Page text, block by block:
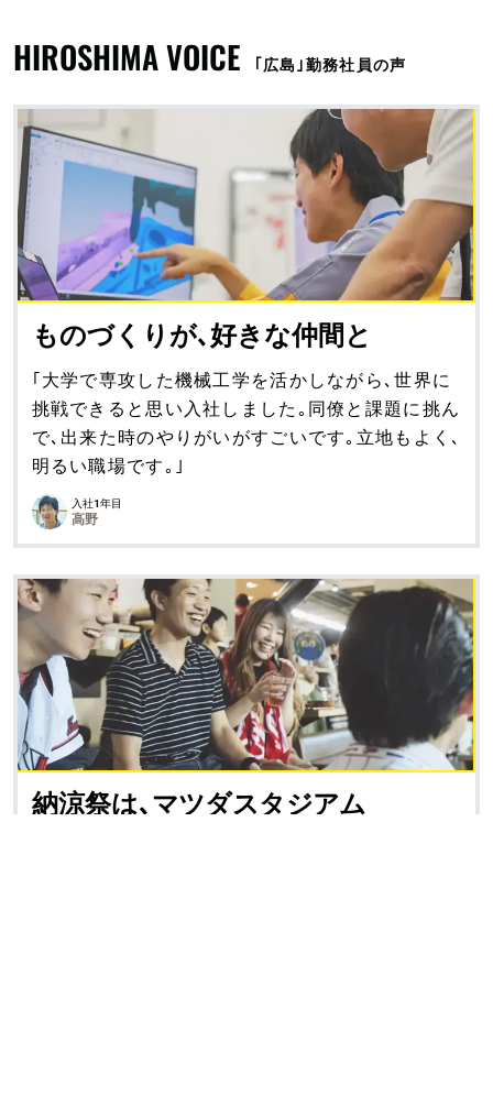
HIROSHIMA VOICE ｢広島｣勤務社員の声
ものづくりが､好きな仲間と
｢大学で専攻した機械工学を活かしながら､世界に
挑戦できると思い入社しました｡同僚と課題に挑ん
で､出来た時のやりがいがすごいです｡立地もよく､
明るい職場です｡｣
入社1年目
高野
納涼祭は､マツダスタジアム